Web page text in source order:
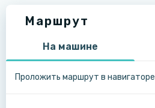
Маршрут
На машине
Проложить маршрут в навигаторе